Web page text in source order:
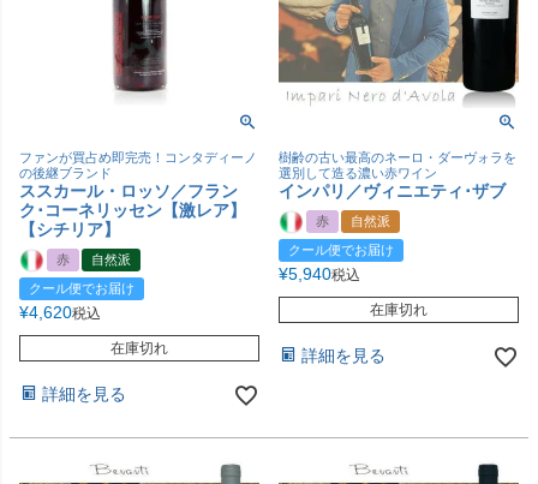
ファンが買占め即完売！コンタディーノ
の後継ブランド
ススカール・ロッソ／フラン
ク･コーネリッセン【激レア】
【シチリア】
赤
自然派
クール便でお届け
¥4,620税込
在庫切れ
詳細を見る
樹齢の古い最高のネーロ・ダーヴォラを
選別して造る濃い赤ワイン
インパリ／ヴィニエティ･ザブ
赤
自然派
クール便でお届け
¥5,940税込
在庫切れ
詳細を見る